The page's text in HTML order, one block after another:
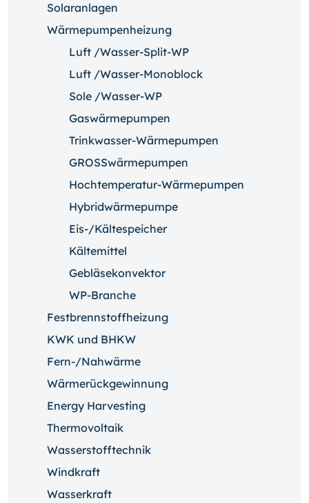
Solaranlagen
Wärmepumpenheizung
Luft /Wasser-Split-WP
Luft /Wasser-Monoblock
Sole /Wasser-WP
Gaswärmepumpen
Trinkwasser-Wärmepumpen
GROSSwärmepumpen
Hochtemperatur-Wärmepumpen
Hybridwärmepumpe
Eis-/Kältespeicher
Kältemittel
Gebläsekonvektor
WP-Branche
Festbrennstoffheizung
KWK und BHKW
Fern-/Nahwärme
Wärmerückgewinnung
Energy Harvesting
Thermovoltaik
Wasserstofftechnik
Windkraft
Wasserkraft